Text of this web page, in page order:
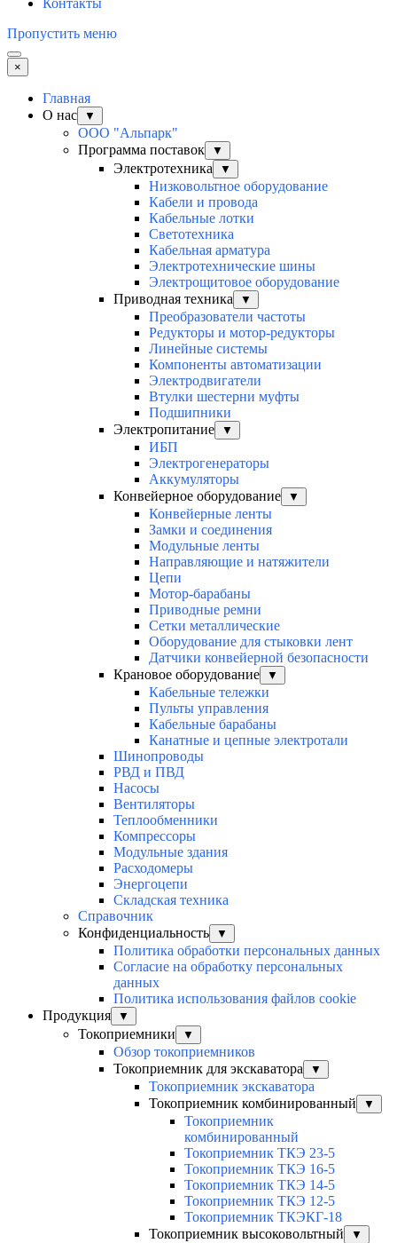
Контакты
Пропустить меню
×
Главная
О нас
▼
ООО "Альпарк"
Программа поставок
▼
Электротехника ▼
Низковольтное оборудование
Кабели и провода
Кабельные лотки
Светотехника
Кабельная арматура
Электротехнические шины
Электрощитовое оборудование
Приводная техника
▼
Преобразователи частоты
Редукторы и мотор-редукторы
Линейные системы
Компоненты автоматизации
Электродвигатели
Втулки шестерни муфты
Подшипники
Электропитание
▼
ИБП
Электрогенераторы
Аккумуляторы
Конвейерное оборудование
▼
Конвейерные ленты
Замки и соединения
Модульные ленты
Направляющие и натяжители
Цепи
Мотор-барабаны
Приводные ремни
Сетки металлические
Оборудование для стыковки лент
Датчики конвейерной безопасности
Крановое оборудование
▼
Кабельные тележки
Пульты управления
Кабельные барабаны
Канатные и цепные электротали
Шинопроводы
РВД и ПВД
Насосы
Вентиляторы
Теплообменники
Компрессоры
Модульные здания
Расходомеры
Энергоцепи
Складская техника
Справочник
Конфиденциальность
▼
Политика обработки персональных данных
Согласие на обработку персональных
данных
Политика использования файлов cookie
Продукция
▼
Токоприемники ▼
Обзор токоприемников
Токоприемник для экскаватора
▼
Токоприемник экскаватора
Токоприемник комбинированный
▼
Токоприемник
комбинированный
Токоприемник ТКЭ 23-5
Токоприемник ТКЭ 16-5
Токоприемник ТКЭ 14-5
Токоприемник ТКЭ 12-5
Токоприемник ТКЭКГ-18
Токоприемник высоковольтный
▼